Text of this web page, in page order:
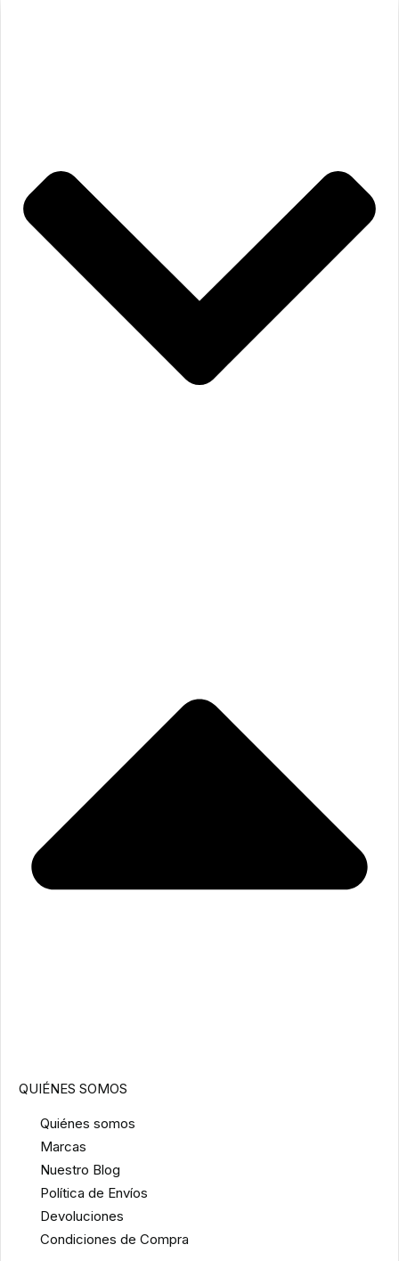
QUIÉNES SOMOS
Quiénes somos
Marcas
Nuestro Blog
Política de Envíos
Devoluciones
Condiciones de Compra